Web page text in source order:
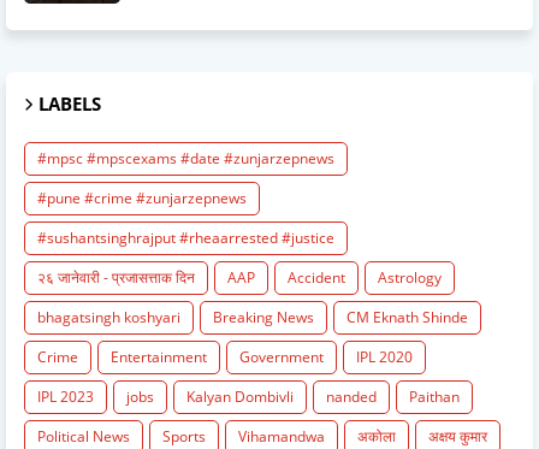
LABELS
#mpsc #mpscexams #date #zunjarzepnews
#pune #crime #zunjarzepnews
#sushantsinghrajput #rheaarrested #justice
२६ जानेवारी - प्रजासत्ताक दिन
AAP Accident
Astrology
bhagatsingh koshyari
Breaking News
CM Eknath Shinde
Crime
Entertainment Government
IPL 2020
IPL 2023
jobs Kalyan Dombivli nanded
Paithan
Political News
Sports Vihamandwa अकोला
अक्षय कुमार